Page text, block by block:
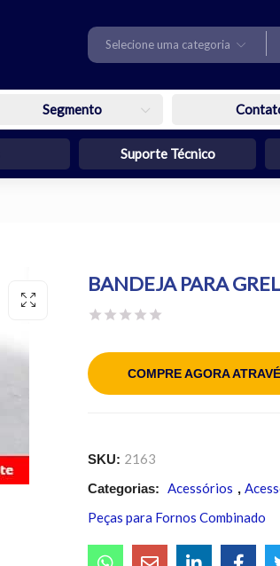
Selecione uma categoria
Segmento
Suporte Técnico
BANDEJA PARA
COMPRE AGORA
SKU: 2163
Categorias: Acessórios ,
Peças para Fornos Combinado